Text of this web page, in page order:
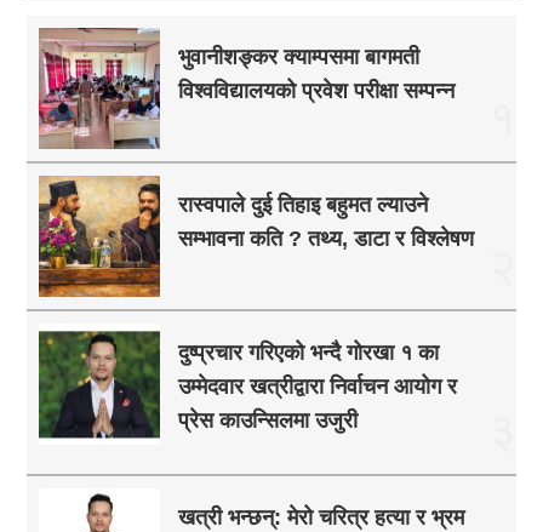
भुवानीशङ्कर क्याम्पसमा बागमती
विश्वविद्यालयको प्रवेश परीक्षा सम्पन्न
रास्वपाले दुई तिहाइ बहुमत ल्याउने
सम्भावना कति ? तथ्य, डाटा र विश्लेषण
दुष्प्रचार गरिएको भन्दै गोरखा १ का
उम्मेदवार खत्रीद्वारा निर्वाचन आयोग र
प्रेस काउन्सिलमा उजुरी
खत्री भन्छन्: मेरो चरित्र हत्या र भ्रम